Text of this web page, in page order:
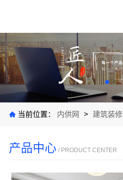
当前位置： 内供网 > 建筑装修
产品中心 / PRODUCT CENTER